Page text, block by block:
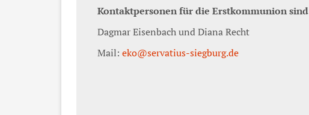
Kontaktpersonen für die Erstkommunion sind
Dagmar Eisenbach und Diana Recht
Mail: eko@servatius-siegburg.de